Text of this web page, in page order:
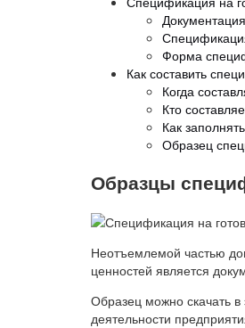
Документация
Форма
Как составить
Когда
Кто
Как заполнять
Образец
Образцы
Неотъемлемой частью
ценностей является
Образец можно скачать в
деятельности